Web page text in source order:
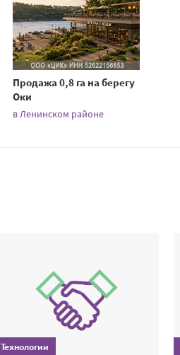
Продажа 0,8 га на берегу
Оки
в Ленинском районе
Технологии